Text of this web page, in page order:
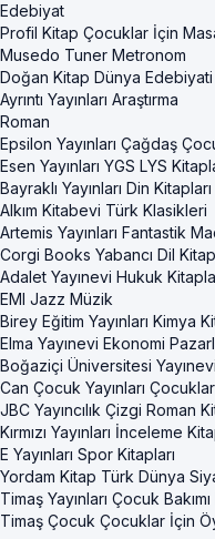
Edebiyat
Profil Kitap Çocuklar İçin
Musedo Tuner Metronom
Doğan Kitap Dünya Edebiyati
Ayrıntı Yayınları Araştırma
Roman
Epsilon Yayınları Çağdaş
Esen Yayınları YGS LYS
Bayraklı Yayınları Din Kitapları
Alkım Kitabevi Türk Klasikleri
Artemis Yayınları Fantastik
Corgi Books Yabancı Dil
Adalet Yayınevi Hukuk
EMI Jazz Müzik
Birey Eğitim Yayınları Kimya
Elma Yayınevi Ekonomi
Boğaziçi Üniversitesi
Can Çocuk Yayınları
JBC Yayıncılık Çizgi Roman
Kırmızı Yayınları İnceleme
E Yayınları Spor Kitapları
Yordam Kitap Türk Dünya
Timaş Yayınları Çocuk Bakımı
Timaş Çocuk Çocuklar İçin